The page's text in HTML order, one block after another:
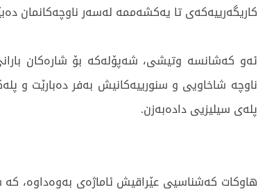
کاریگەرییەکەی تا یەکشەممە لەسەر ناوچەکانمان
ئەو کەشانسە وتیشی، شەپۆلەکە بۆ شارەکان
ناوچە شاخاویی و سنورییەکانیش بەفر دەبارێت و
پلەی سیلیزیی دادەبەزن.
هاوکات کەشناسیی عێراقیش ئاماژەی بەوەداوە،